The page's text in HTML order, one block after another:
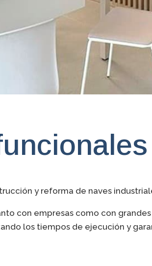
y reforma de naves
con empresas como con
los tiempos de ejecución y